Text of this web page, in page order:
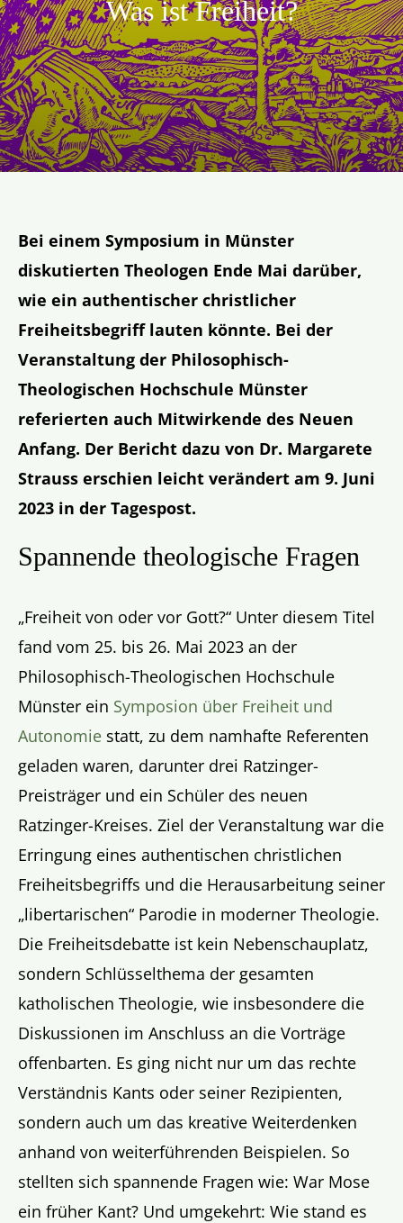
Aktion
Veröffentlichungen
Was ist Freiheit?
Bei einem Symposium in Münster
diskutierten Theologen Ende Mai darüber,
wie ein authentischer christlicher
Freiheitsbegriff lauten könnte. Bei der
Veranstaltung der Philosophisch-
Theologischen Hochschule Münster
referierten auch Mitwirkende des Neuen
Anfang. Der Bericht dazu von Dr. Margarete
Strauss erschien leicht verändert am 9. Juni
2023 in der Tagespost.
Spannende theologische Fragen
„Freiheit von oder vor Gott?“ Unter diesem Titel
fand vom 25. bis 26. Mai 2023 an der
Philosophisch-Theologischen Hochschule
Münster ein Symposion über Freiheit und
Autonomie statt, zu dem namhafte Referenten
geladen waren, darunter drei Ratzinger-
Preisträger und ein Schüler des neuen
Ratzinger-Kreises. Ziel der Veranstaltung war die
Erringung eines authentischen christlichen
Freiheitsbegriffs und die Herausarbeitung seiner
„libertarischen“ Parodie in moderner Theologie.
Die Freiheitsdebatte ist kein Nebenschauplatz,
sondern Schlüsselthema der gesamten
katholischen Theologie, wie insbesondere die
Diskussionen im Anschluss an die Vorträge
offenbarten. Es ging nicht nur um das rechte
Verständnis Kants oder seiner Rezipienten,
sondern auch um das kreative Weiterdenken
anhand von weiterführenden Beispielen. So
stellten sich spannende Fragen wie: War Mose
ein früher Kant? Und umgekehrt: Wie stand es